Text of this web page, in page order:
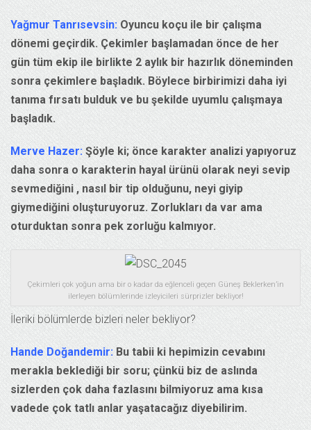
Yağmur Tanrısevsin: Oyuncu koçu ile bir çalışma
dönemi geçirdik. Çekimler başlamadan önce de her
gün tüm ekip ile birlikte 2 aylık bir hazırlık döneminden
sonra çekimlere başladık. Böylece birbirimizi daha iyi
tanıma fırsatı bulduk ve bu şekilde uyumlu çalışmaya
başladık.
Merve Hazer:Şöyle ki; önce karakter analizi yapıyoruz
daha sonra o karakterin hayal ürünü olarak neyi sevip
sevmediğini , nasıl bir tip olduğunu, neyi giyip
giymediğini oluşturuyoruz. Zorlukları da var ama
oturduktan sonra pek zorluğu kalmıyor.
Çekimleri çok yoğun ama bir o kadar da eğlenceli geçen Güneş Beklerken’in
ilerleyen bölümlerinde izleyicileri sürprizler bekliyor!
İleriki bölümlerde bizleri neler bekliyor?
Hande Doğandemir: Bu tabii ki hepimizin cevabını
merakla beklediği bir soru; çünkü biz de aslında
sizlerden çok daha fazlasını bilmiyoruz ama kısa
vadede çok tatlı anlar yaşatacağız diyebilirim.